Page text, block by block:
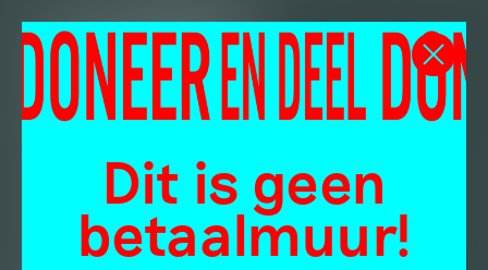
Dit is geen
betaalmuur!